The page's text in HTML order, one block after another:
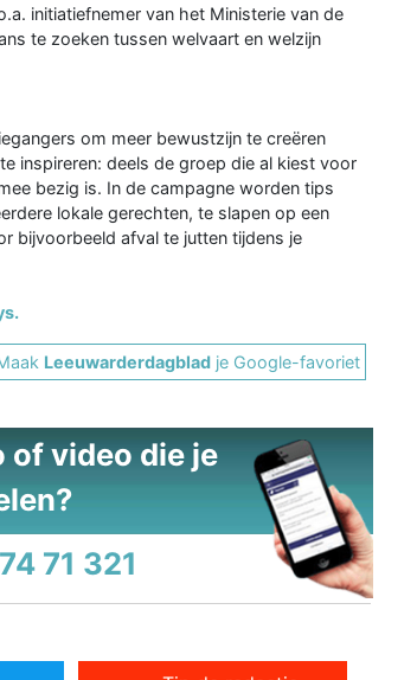
initiatiefnemer van het Ministerie van de
te zoeken tussen welvaart en welzijn
om meer bewustzijn te creëren
inspireren: deels de groep die al kiest voor
bezig is. In de campagne worden tips
lokale gerechten, te slapen op een
bijvoorbeeld afval te jutten tijdens je
Leeuwarderdagblad je Google-favoriet
of video die je
71 321